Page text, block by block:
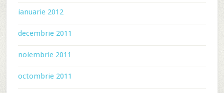
ianuarie 2012
decembrie 2011
noiembrie 2011
octombrie 2011